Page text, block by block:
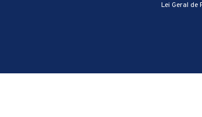
Lei Geral de